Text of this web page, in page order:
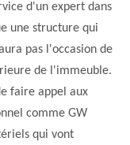
d'un expert dans
une structure qui
pas l'occasion de
de l'immeuble.
faire appel aux
comme GW
qui vont